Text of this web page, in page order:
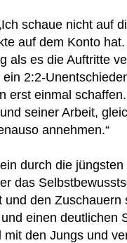
schaue nicht auf
auf dem Konto
als es die Auftritte
2:2-
erst einmal
seiner Arbeit,
annehmen.“
durch die jüngsten
das
und den
einen deutlichen
mit den Jungs und